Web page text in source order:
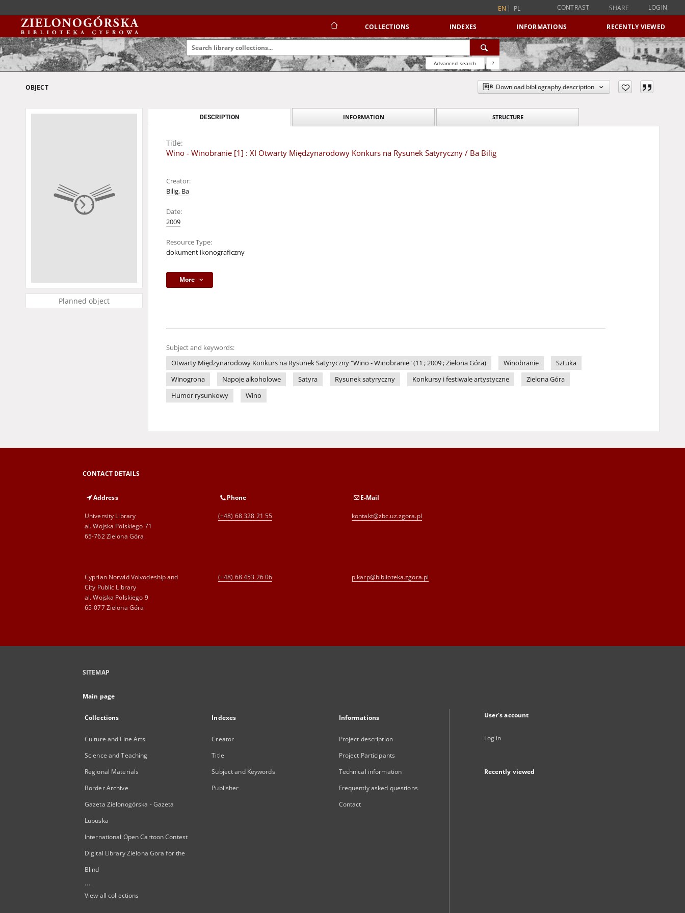
EN PL CONTRAST SHARE LOGIN
COLLECTIONS INDEXES INFORMATIONS RECENTLY VIEWED
Advanced search ?
OBJECT Download bibliography description
Planned object
DESCRIPTION INFORMATION STRUCTURE
Title:
Wino - Winobranie [1] : XI Otwarty Międzynarodowy Konkurs na Rysunek Satyryczny / Ba Bilig
Creator:
Bilig, Ba
Date:
2009
Resource Type:
dokument ikonograficzny
More
Subject and keywords:
Otwarty Międzynarodowy Konkurs na Rysunek Satyryczny "Wino - Winobranie" (11 ; 2009 ; Zielona Góra)
Winobranie
Sztuka
Winogrona
Napoje alkoholowe Satyra Rysunek satyryczny Konkursy i festiwale artystyczne
Zielona Góra
Humor rysunkowy
Wino
CONTACT DETAILS
Address
University Library
al. Wojska Polskiego 71
65-762 Zielona Góra
Phone
(+48) 68 328 21 55
E-Mail
kontakt@zbc.uz.zgora.pl
Cyprian Norwid Voivodeship and
City Public Library
al. Wojska Polskiego 9
65-077 Zielona Góra
(+48) 68 453 26 06 p.karp@biblioteka.zgora.pl
SITEMAP
Main page
Collections
Culture and Fine Arts
Science and Teaching
Regional Materials
Border Archive
Gazeta Zielonogórska - Gazeta
Lubuska
International Open Cartoon Contest
Digital Library Zielona Gora for the
Blind
...
View all collections
Indexes
Creator
Title
Subject and Keywords
Publisher
Informations
Project description
Project Participants
Technical information
Frequently asked questions
Contact
User's account
Log in
Recently viewed